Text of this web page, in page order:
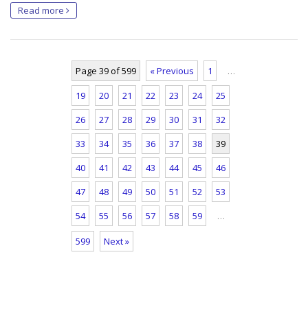
Read more
Page 39 of 599 « Previous 1 …
19 20 21 22 23 24
25
26
27 28 29 30 31
32
33
34 35 36 37 38
39
40
41 42 43 44 45
46
47
48 49 50 51 52
53
54
55 56 57 58 59 …
599 Next »